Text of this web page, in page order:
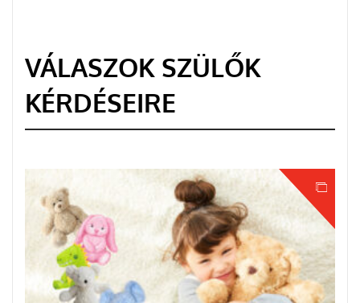
VÁLASZOK SZÜLŐK
KÉRDÉSEIRE